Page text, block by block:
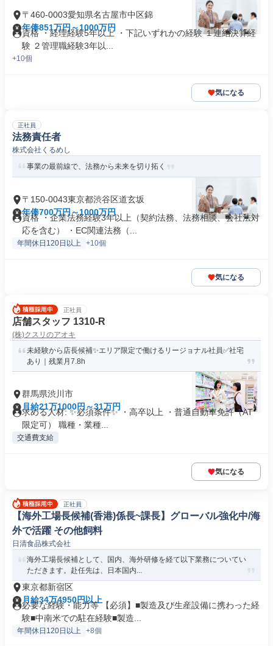
〒460-0003愛知県名古屋市中区錦
年俸851万円～1000万円
資格 ・経理経験5年以上 ・下記いずれかの経験 １連結決算経
験 ２管理職経験3年以...
+10個
気になる
正社員
法務責任者
株式会社くるめし
事業の最前線で、法務から未来を切り拓く
〒150-0043東京都渋谷区道玄坂
年俸700万円～1000万円
資格 ・企業法務経験3年以上（契約法務、法務相談、会社法対
応を含む） ・EC関連法務（...
年間休日120日以上 +10個
気になる
正社員
店舗スタッフ 1310-R
(株)クスリのアオキ
未経験から店長候補✨エリア限定で働けるリージョナル社員✅社宅
あり｜残業月7.8h
群馬県渋川市
月給21万1000円～31万円
求める人材: ✨必須条件✨ ・高卒以上 ・普通自動車免許（AT
限定可） 職種・業種...
交通費支給
気になる
正社員
【海外工場長候補(香港)係長~課長】グローバル強化中/海
外で活躍 その他飼料
日清食品株式会社
海外工場長候補として、国内、海外研修を経て以下業務についてい
ただきます。赴任先は、日本国内...
東京都新宿区
月給34万4950円以上
必要な経験・能力等 【必須】■製造及び生産設備に携わった経
験■中南米での駐在経験■製造...
年間休日120日以上 +8個